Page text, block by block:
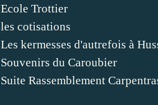
Ecole Trottier
les cotisations
Les kermesses d'autrefois à
Souvenirs du Caroubier
Suite Rassemblement